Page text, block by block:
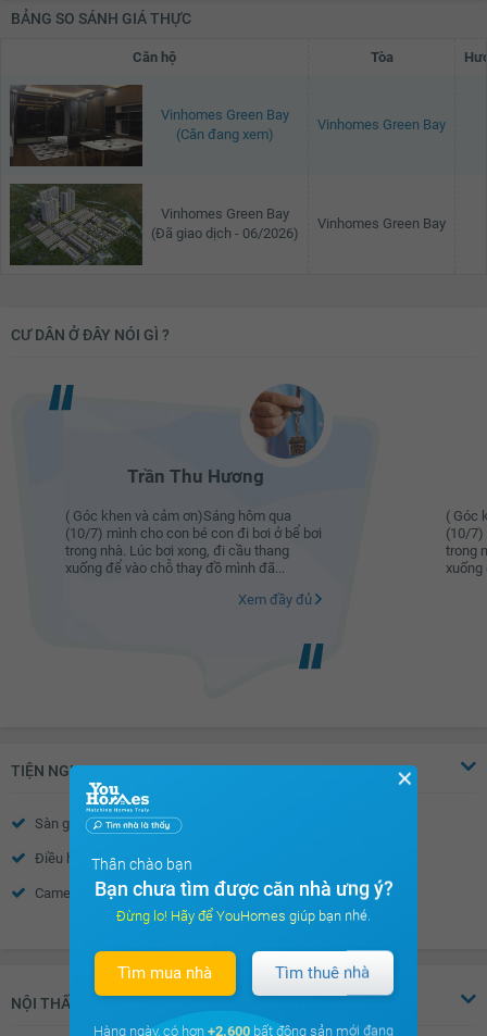
BẢNG SO SÁNH GIÁ THỰC
Căn hộ Tòa
Vinhomes Green Bay
(Căn đang xem)
Vinhomes Green Bay
Vinhomes Green Bay
(Đã giao dịch - 06/2026)
Vinhomes Green Bay
CƯ DÂN Ở ĐÂY NÓI GÌ ?
Trần Thu Hương
( Góc khen và cảm ơn)Sáng hôm qua
(10/7) mình cho con bé con đi bơi ở bể bơi
trong nhà. Lúc bơi xong, đi cầu thang
xuống để vào chỗ thay đồ mình đã...
Xem đầy đủ
( Góc
(10/7)
trong
xuống
TIỆN NGHI
Sàn gỗ
Điều hòa
Camera an ninh Nhà thông minh
Truyền hình Cáp
Nước nóng Trần thạch cao
Tường sơn bả Vách kính mặt tiền
Khóa cửa vân tay- mã số Chuông hình
Xem thêm
NỘI THẤT
✕
Thân chào bạn
Bạn chưa tìm được căn nhà ưng ý?
Đừng lo! Hãy để YouHomes giúp bạn nhé.
Tìm mua nhà Tìm thuê nhà
Hàng ngày, có hơn +2.600 bất động sản mới đang